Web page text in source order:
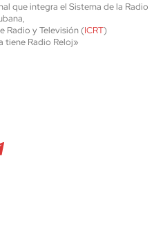
que integra el Sistema de la Radio
Radio y Televisión (ICRT)
tiene Radio Reloj»